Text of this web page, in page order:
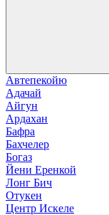
Автепекойю
Адачай
Айгун
Ардахан
Бафра
Бахчелер
Богаз
Йени Еренкой
Лонг Бич
Отукен
Центр Искеле